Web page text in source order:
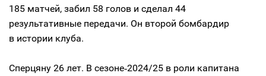
185 матчей, забил 58 голов и сделал 44
результативные передачи. Он второй бомбардир
в истории клуба.
Сперцяну 26 лет. В сезоне‑2024/25 в роли капитана